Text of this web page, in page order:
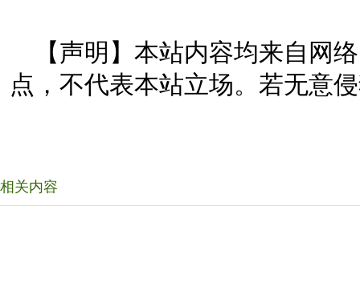
【声明】本站内容均来自网
点，不代表本站立场。若无意
相关内容